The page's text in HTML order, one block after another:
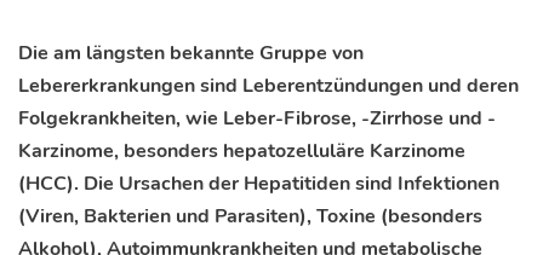
Die am längsten bekannte Gruppe von
Lebererkrankungen sind Leberentzündungen und deren
Folgekrankheiten, wie Leber-Fibrose, -Zirrhose und -
Karzinome, besonders hepatozelluläre Karzinome
(HCC). Die Ursachen der Hepatitiden sind Infektionen
(Viren, Bakterien und Parasiten), Toxine (besonders
Alkohol), Autoimmunkrankheiten und metabolische